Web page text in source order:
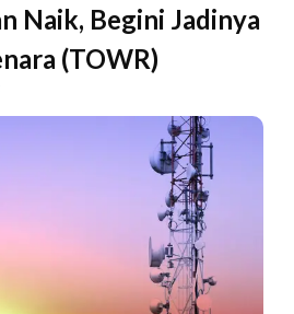
Naik, Begini Jadinya
(TOWR)